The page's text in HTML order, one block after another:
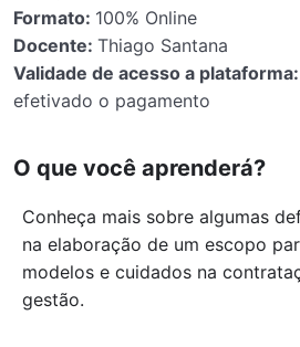
Formato: 100% Online
Docente: Thiago Santana
Validade de acesso a plataforma:
efetivado o pagamento
O que você aprenderá?
Conheça mais sobre algumas
na elaboração de um escopo
modelos e cuidados na
gestão.